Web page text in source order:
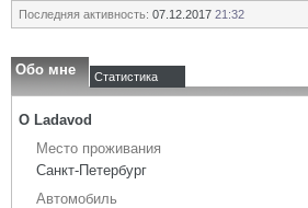
Последняя активность: 07.12.2017 21:32
Обо мне Статистика
О Ladavod
Место проживания
Санкт-Петербург
Автомобиль